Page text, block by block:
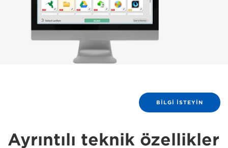
BILGI ISTEYIN
Ayrıntılı teknik özellikler